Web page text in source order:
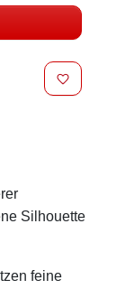
MERKEN
Silhouette
feine